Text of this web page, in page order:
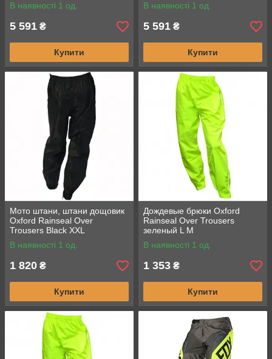
В наявності 1 од.
5 591 ₴
Купити
В наявності 1 од.
5 591 ₴
Купити
Мото штани, штани дощовик
Oxford Rainseal Over
Trousers Black XXL
В наявності 1 од.
1 820 ₴
Купити
Дождевые брюки Oxford
Rainseal Over Trousers
зеленый L M
В наявності 1 од.
1 353 ₴
Купити